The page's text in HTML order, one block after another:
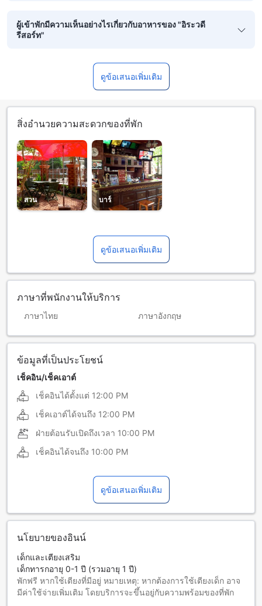
ผู้เข้าพักมีความเห็นอย่างไรเกี่ยวกับอาหารของ "อิระวดี
รีสอร์ท"
ดูข้อเสนอเพิ่มเติม
สิ่งอำนวยความสะดวกของที่พัก
สวน บาร์
ดูข้อเสนอเพิ่มเติม
ภาษาที่พนักงานให้บริการ
ภาษาไทย ภาษาอังกฤษ
ข้อมูลที่เป็นประโยชน์
เช็คอิน/เช็คเอาต์
เช็คอินได้ตั้งแต่ 12:00 PM
เช็คเอาต์ได้จนถึง 12:00 PM
ฝ่ายต้อนรับเปิดถึงเวลา 10:00 PM
เช็คอินได้จนถึง 10:00 PM
ดูข้อเสนอเพิ่มเติม
นโยบายของอินน์
เด็กและเตียงเสริม
เด็กทารกอายุ 0-1 ปี (รวมอายุ 1 ปี)
พักฟรี หากใช้เตียงที่มีอยู่ หมายเหตุ: หากต้องการใช้เตียงเด็ก อาจ
มีค่าใช้จ่ายเพิ่มเติม โดยบริการจะขึ้นอยู่กับความพร้อมของที่พัก